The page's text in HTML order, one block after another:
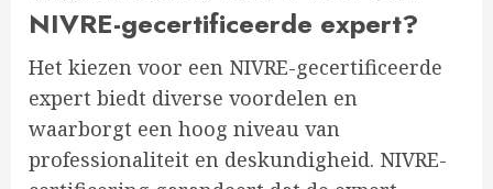
NIVRE-gecertificeerde expert?
Het kiezen voor een NIVRE-gecertificeerde
expert biedt diverse voordelen en
waarborgt een hoog niveau van
professionaliteit en deskundigheid. NIVRE-